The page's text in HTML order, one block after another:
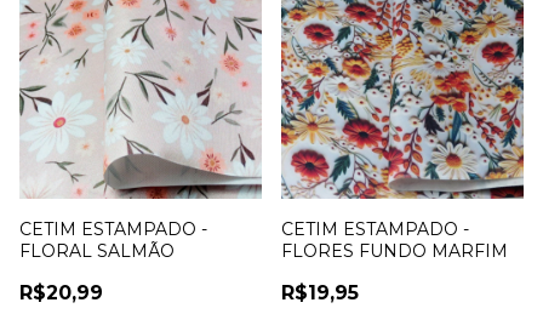
CETIM ESTAMPADO -
FLORAL SALMÃO
R$20,99
CETIM ESTAMPADO -
FLORES FUNDO MARFIM
R$19,95